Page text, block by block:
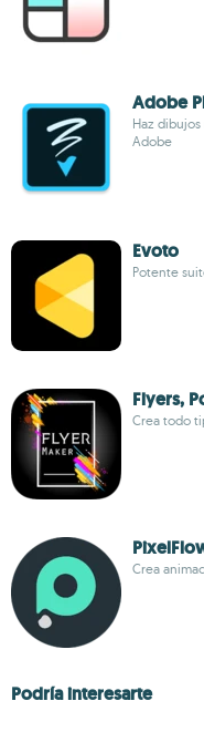
Adobe
Haz
Adobe
Evoto
Potente
Flyers,
Crea todo
Crea
Podría interesarte